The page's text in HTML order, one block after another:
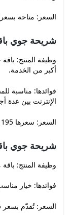
السعر: متاحة بسعر 135 SAR.
شريحة جوي باقة 200 | لمدة 4 اسابيع
أكبر من الخدمة.
فوائدها: مناسبة
الإنترنت بين عدة
السعر: سعرها 195 SAR.
شريحة جوي باقة 90 | لمدة 4 أسابيع
وظيفة المنتج: باقة متوسطة
فوائدها: خيار
السعر: تُقدّم بسعر 85 SAR.